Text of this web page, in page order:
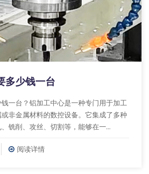
多少钱一台
一台？铝加工中心是一种专门用于加工
非金属材料的数控设备。它集成了多种
铣削、攻丝、切割等，能够在一...
阅读详情